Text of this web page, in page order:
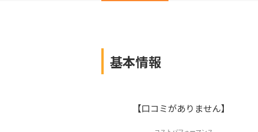
基本情報
【口コミがありません】